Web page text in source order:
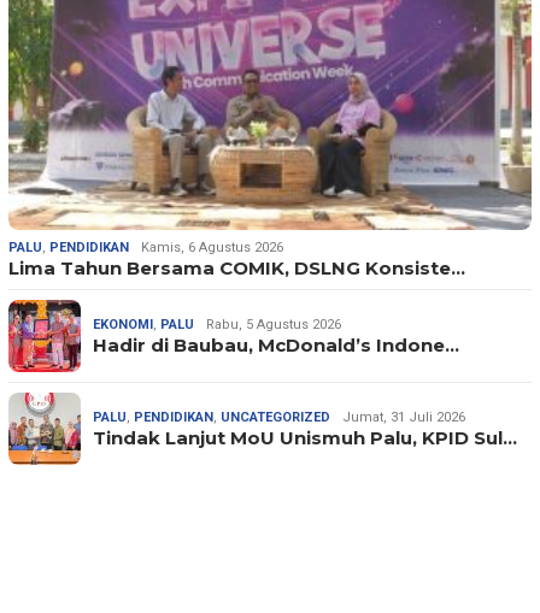
PALU, PENDIDIKAN Kamis, 6 Agustus 2026
Lima Tahun Bersama COMIK, DSLNG Konsiste…
EKONOMI , PALU Rabu, 5 Agustus 2026
Hadir di Baubau, McDonald’s Indone…
PALU, PENDIDIKAN , UNCATEGORIZED Jumat, 31 Juli 2026
Tindak Lanjut MoU Unismuh Palu, KPID Sul…